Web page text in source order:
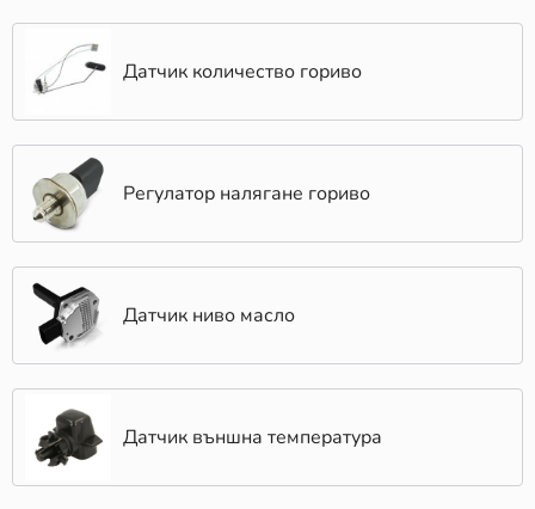
Датчик количество гориво
Регулатор налягане гориво
Датчик ниво масло
Датчик външна температура